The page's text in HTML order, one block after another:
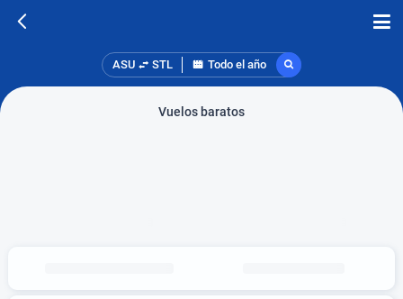
ASU STL Todo el año
Vuelos baratos